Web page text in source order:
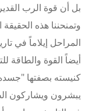
بل أن قوة الرب
وتمنحننا هذه
المراحل إيلاماً في
أيضاً القوة والطاقة
كنيسته بصفتها
يبشرون ويشاركون